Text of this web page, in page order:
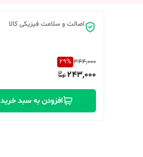
اصالت و سلامت فیزیکی کالا
344,000
29%
243,000
افزودن به سبد خرید